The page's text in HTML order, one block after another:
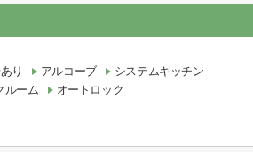
り アルコーブ
システムキッチン
ルーム
オートロック